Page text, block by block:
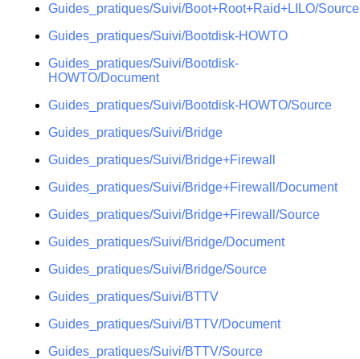
Guides_pratiques/Suivi/Boot+Root+Raid+LILO/Source
Guides_pratiques/Suivi/Bootdisk-HOWTO
Guides_pratiques/Suivi/Bootdisk-
HOWTO/Document
Guides_pratiques/Suivi/Bootdisk-HOWTO/Source
Guides_pratiques/Suivi/Bridge
Guides_pratiques/Suivi/Bridge+Firewall
Guides_pratiques/Suivi/Bridge+Firewall/Document
Guides_pratiques/Suivi/Bridge+Firewall/Source
Guides_pratiques/Suivi/Bridge/Document
Guides_pratiques/Suivi/Bridge/Source
Guides_pratiques/Suivi/BTTV
Guides_pratiques/Suivi/BTTV/Document
Guides_pratiques/Suivi/BTTV/Source